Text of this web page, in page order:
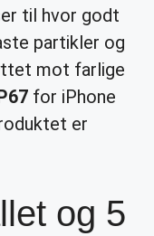
til hvor godt
partikler og
mot farlige
for iPhone
er
og 5